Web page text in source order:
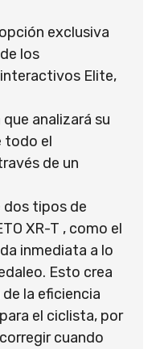
exclusiva
los
Elite,
analizará su
todo el
de un
dos tipos de
XR-T , como el
inmediata a lo
Esto crea
la eficiencia
el ciclista, por
cuando